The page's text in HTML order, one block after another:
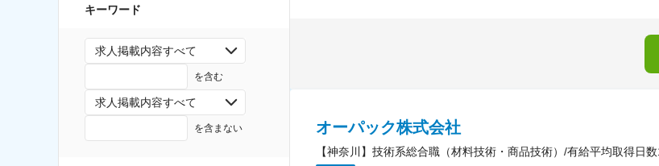
キーワード
求人掲載内容すべて
を含む
求人掲載内容すべて
を含まない オーパック株式会社
【神奈川】技術系総合職（材料技術・商品技術）/有給平均取得日